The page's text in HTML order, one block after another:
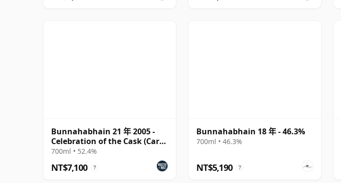
Bunnahabhain 21 年 2005 -
Celebration of the Cask (Carn
Mor)
700ml • 52.4%
NT$7,100 ?
Bunnahabhain 18 年 - 46.3%
700ml • 46.3%
NT$5,190 ?